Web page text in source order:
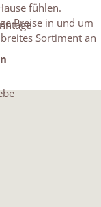
fühlen.
Preise in und um
Sortiment an